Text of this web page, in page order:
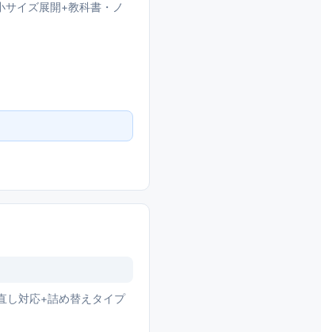
イズ展開+教科書・ノ
し対応+詰め替えタイプ